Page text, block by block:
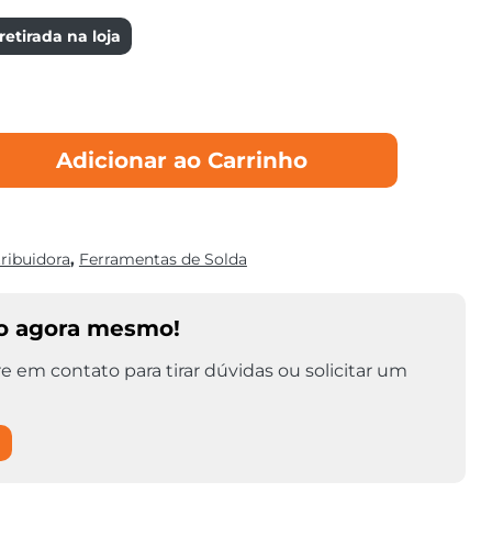
na loja
Adicionar ao Carrinho
, Ferramentas de Solda
agora mesmo!
em contato para tirar dúvidas ou solicitar um